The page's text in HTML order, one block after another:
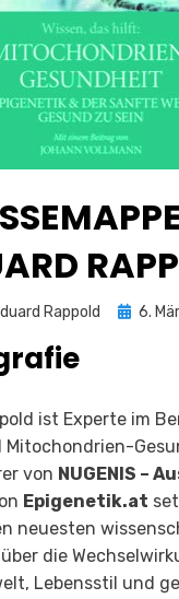
Rappold
Posted
6.
ist Experte im
Mitochondrien-
von NUGENIS –
Epigenetik.at
neuesten
die
Lebensstil und